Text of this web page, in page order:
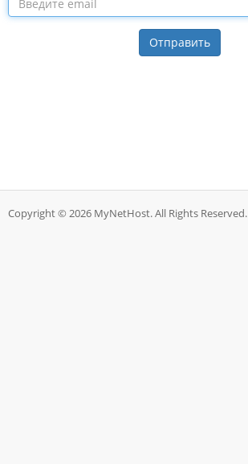
Отправить
Copyright © 2026 MyNetHost. All Rights Reserved.